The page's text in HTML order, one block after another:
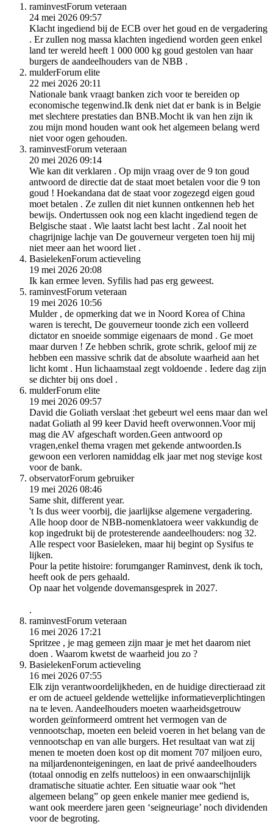
raminvestForum veteraan
24 mei 2026 09:57
Klacht ingediend bij de ECB over het goud en de vergadering
. Er zullen nog massa klachten ingediend worden geen enkel
land ter wereld heeft 1 000 000 kg goud gestolen van haar
burgers de aandeelhouders van de NBB .
mulderForum elite
22 mei 2026 20:11
Nationale bank vraagt banken zich voor te bereiden op
economische tegenwind.Ik denk niet dat er bank is in Belgie
met slechtere prestaties dan BNB.Mocht ik van hen zijn ik
zou mijn mond houden want ook het algemeen belang werd
niet voor ogen gehouden.
raminvestForum veteraan
20 mei 2026 09:14
Wie kan dit verklaren . Op mijn vraag over de 9 ton goud
antwoord de directie dat de staat moet betalen voor die 9 ton
goud ! Hoekandana dat de staat voor zogezegd eigen goud
moet betalen . Ze zullen dit niet kunnen ontkennen heb het
bewijs. Ondertussen ook nog een klacht ingediend tegen de
Belgische staat . Wie laatst lacht best lacht . Zal nooit het
chagrijnige lachje van De gouverneur vergeten toen hij mij
niet meer aan het woord liet .
BasielekenForum actieveling
19 mei 2026 20:08
Ik kan ermee leven. Syfilis had pas erg geweest.
raminvestForum veteraan
19 mei 2026 10:56
Mulder , de opmerking dat we in Noord Korea of China
waren is terecht, De gouverneur toonde zich een volleerd
dictator en snoeide sommige eigenaars de mond . Ge moet
maar durven ! Ze hebben schrik, grote schrik, geloof mij ze
hebben een massive schrik dat de absolute waarheid aan het
licht komt . Hun lichaamstaal zegt voldoende . Iedere dag zijn
se dichter bij ons doel .
mulderForum elite
19 mei 2026 09:57
David die Goliath verslaat :het gebeurt wel eens maar dan wel
nadat Goliath al 99 keer David heeft overwonnen.Voor mij
mag die AV afgeschaft worden.Geen antwoord op
vragen,enkel thema vragen met gekende antwoorden.Is
gewoon een verloren namiddag elk jaar met nog stevige kost
voor de bank.
observatorForum gebruiker
19 mei 2026 08:46
Same shit, different year.
't Is dus weer voorbij, die jaarlijkse algemene vergadering.
Alle hoop door de NBB-nomenklatoera weer vakkundig de
kop ingedrukt bij de protesterende aandeelhouders: nog 32.
Alle respect voor Basieleken, maar hij begint op Sysifus te
lijken.
Pour la petite histoire: forumganger Raminvest, denk ik toch,
heeft ook de pers gehaald.
Op naar het volgende dovemansgesprek in 2027.
.
raminvestForum veteraan
16 mei 2026 17:21
Spritzee , je mag gemeen zijn maar je met het daarom niet
doen . Waarom kwetst de waarheid jou zo ?
BasielekenForum actieveling
16 mei 2026 07:55
Elk zijn verantwoordelijkheden, en de huidige directieraad zit
er om de actueel geldende wettelijke informatieverplichtingen
na te leven. Aandeelhouders moeten waarheidsgetrouw
worden geïnformeerd omtrent het vermogen van de
vennootschap, moeten een beleid voeren in het belang van de
vennootschap en van alle burgers. Het resultaat van wat zij
menen te moeten doen kost op dit moment 707 miljoen euro,
na miljardenonteigeningen, en laat de privé aandeelhouders
(totaal onnodig en zelfs nutteloos) in een onwaarschijnlijk
dramatische situatie achter. Een situatie waar ook “het
algemeen belang” op geen enkele manier mee gediend is,
want ook meerdere jaren geen ‘seigneuriage’ noch dividenden
voor de begroting.